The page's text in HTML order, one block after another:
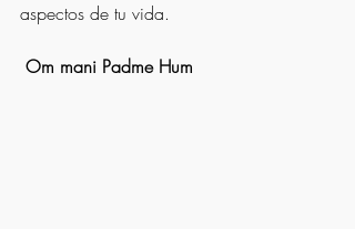
aspectos de tu vida.
Om mani Padme Hum